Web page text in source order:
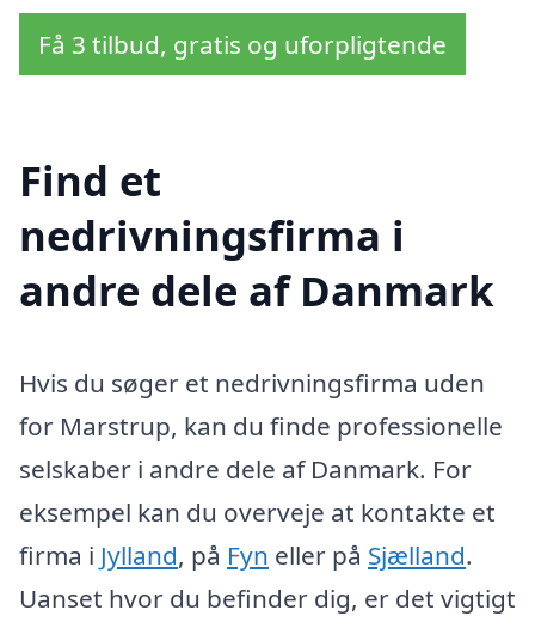
Få 3 tilbud, gratis og uforpligtende
Find et
nedrivningsfirma i
andre dele af Danmark
Hvis du søger et nedrivningsfirma uden
for Marstrup, kan du finde professionelle
selskaber i andre dele af Danmark. For
eksempel kan du overveje at kontakte et
firma i Jylland, på Fyn eller på Sjælland.
Uanset hvor du befinder dig, er det vigtigt